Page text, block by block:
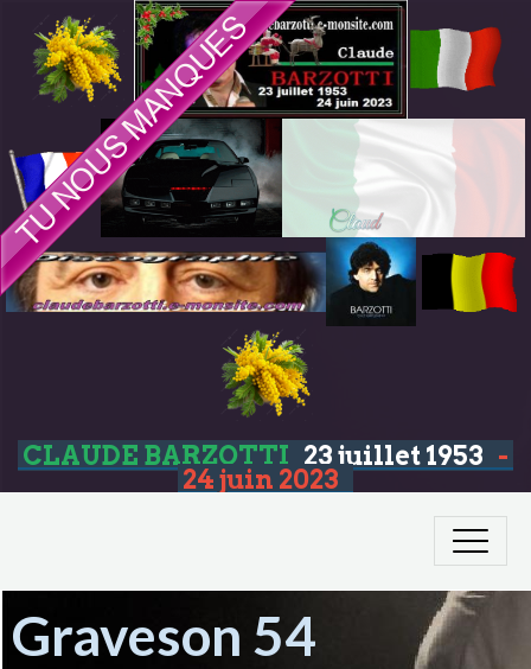
CLAUDE BARZOTTI 23 juillet 1953 -
24 juin 2023
Graveson 54